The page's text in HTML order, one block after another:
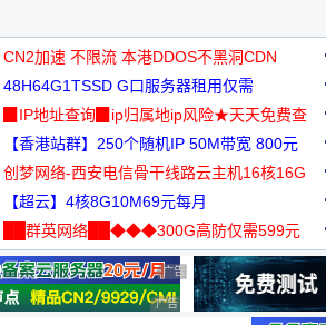
CN2加速 不限流 本港DDOS不黑洞CDN
48H64G1TSSD G口服务器租用仅需
3000+可免费测试
▉IP地址查询▉ip归属地ip风险★天天免费查
【香港站群】250个随机IP 50M带宽 800元
创梦网络-西安电信骨干线路云主机16核16G
88元/月
【超云】4核8G10M69元每月
██群英网络██◆◆◆300G高防仅需599元
◆◆◆
择 广告 商业广告，理性选择
广告 商业广告，理性选择